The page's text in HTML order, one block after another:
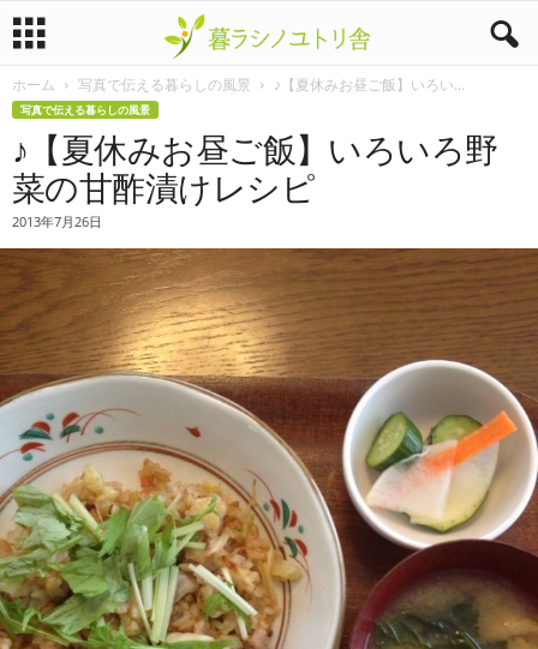
暮
シ
ノ
ト
リ
舎
ホーム 写真で伝える暮らしの風景 ♪【夏休みお昼ご飯】いろい...
写真で伝える暮らしの風景
♪【夏休みお昼ご飯】いろいろ野
菜の甘酢漬けレシピ
2013年7月26日